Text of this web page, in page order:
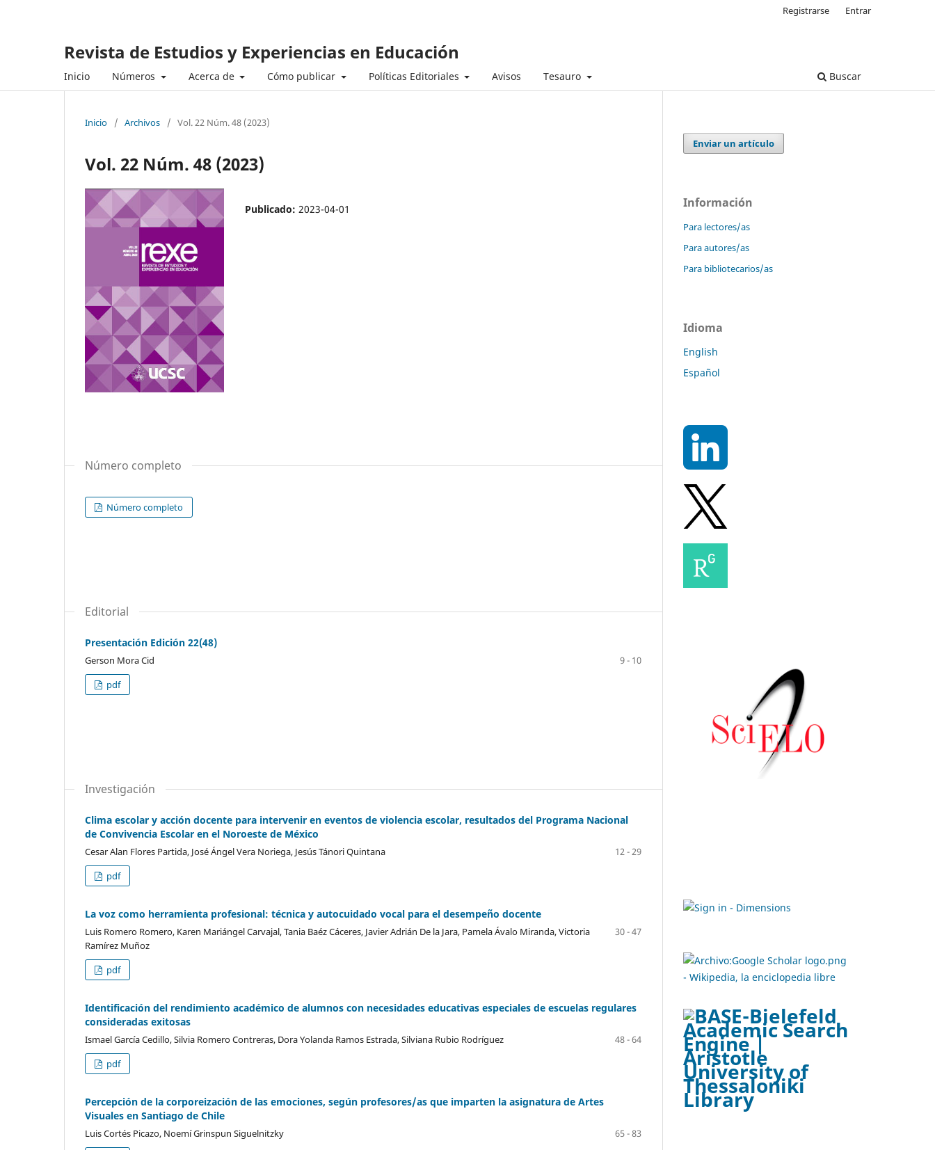
Revista de Estudios y Experiencias en Educación
Inicio Números Acerca de Cómo publicar Políticas Editoriales Avisos Tesauro Buscar
Registrarse Entrar
Inicio / Archivos / Vol. 22 Núm. 48 (2023)
Vol. 22 Núm. 48 (2023)
Publicado: 2023-04-01
Número completo
Número completo
Editorial
Presentación Edición 22(48)
Gerson Mora Cid
9 - 10
pdf
Investigación
Clima escolar y acción docente para intervenir en eventos de violencia escolar, resultados del Programa Nacional
de Convivencia Escolar en el Noroeste de México
Cesar Alan Flores Partida, José Ángel Vera Noriega, Jesús Tánori Quintana
12 - 29
pdf
La voz como herramienta profesional: técnica y autocuidado vocal para el desempeño docente
Luis Romero Romero, Karen Mariángel Carvajal, Tania Baéz Cáceres, Javier Adrián De la Jara, Pamela Ávalo Miranda, Victoria
Ramírez Muñoz
30 - 47
pdf
Identificación del rendimiento académico de alumnos con necesidades educativas especiales de escuelas regulares
consideradas exitosas
Ismael García Cedillo, Silvia Romero Contreras, Dora Yolanda Ramos Estrada, Silviana Rubio Rodríguez
48 - 64
pdf
Percepción de la corporeización de las emociones, según profesores/as que imparten la asignatura de Artes
Visuales en Santiago de Chile
Luis Cortés Picazo, Noemí Grinspun Siguelnitzky
65 - 83
Enviar un artículo
Información
Para lectores/as
Para autores/as
Para bibliotecarios/as
Idioma
English
Español